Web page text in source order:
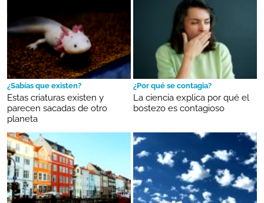
¿Sabías que existen?
Estas criaturas existen y
parecen sacadas de otro
planeta
¿Por qué se contagia?
La ciencia explica por qué el
bostezo es contagioso